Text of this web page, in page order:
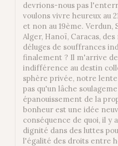
devrions-nous pas
voulons vivre heureux au
et non au 19ème. Verdun,
Alger, Hanoï, Caracas,
déluges de souffrances
finalement ? Il m'arrive
indifférence au destin
sphère privée, notre
pas qu'un lâche
épanouissement de la
bonheur est une idée
conséquence de quoi, il y
dignité dans des luttes
l'égalité des droits entre